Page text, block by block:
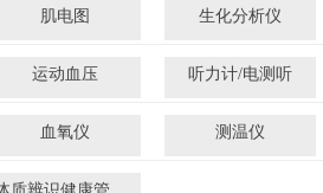
肌电图 生化分析仪
运动血压 听力计/电测听
血氧仪 测温仪